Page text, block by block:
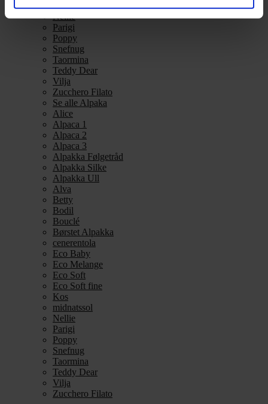
midnatssol
Nellie
Parigi
Poppy
Snefnug
Taormina
Teddy Dear
Vilja
Zucchero Filato
Se alle Alpaka
Alice
Alpaca 1
Alpaca 2
Alpaca 3
Alpakka Følgetråd
Alpakka Silke
Alpakka Ull
Alva
Betty
Bodil
Bouclé
Børstet Alpakka
cenerentola
Eco Baby
Eco Melange
Eco Soft
Eco Soft fine
Kos
midnatssol
Nellie
Parigi
Poppy
Snefnug
Taormina
Teddy Dear
Vilja
Zucchero Filato